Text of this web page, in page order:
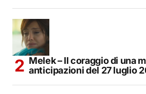
Melek – Il coraggio di una
anticipazioni del 27 luglio